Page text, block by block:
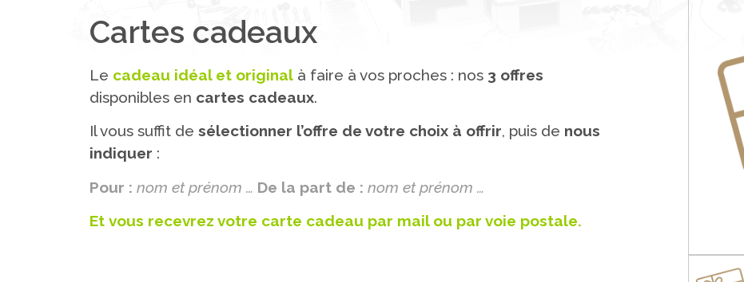
Cartes cadeaux
Le cadeau idéal et original à faire à vos proches : nos 3 offres
disponibles en cartes cadeaux.
Il vous suffit de sélectionner l’offre de votre choix à offrir, puis de nous
indiquer :
Pour : nom et prénom … De la part de : nom et prénom …
Et vous recevrez votre carte cadeau par mail ou par voie postale.